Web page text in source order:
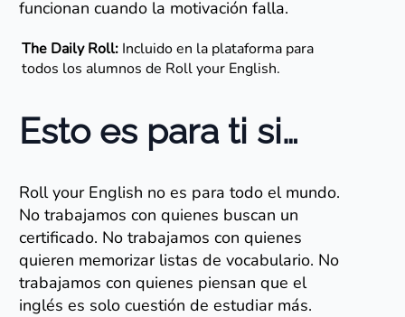
funcionan cuando la motivación falla.
The Daily Roll: Incluido en la plataforma para
todos los alumnos de Roll your English.
Esto es para ti si…
Roll your English no es para todo el mundo.
No trabajamos con quienes buscan un
certificado. No trabajamos con quienes
quieren memorizar listas de vocabulario. No
trabajamos con quienes piensan que el
inglés es solo cuestión de estudiar más.